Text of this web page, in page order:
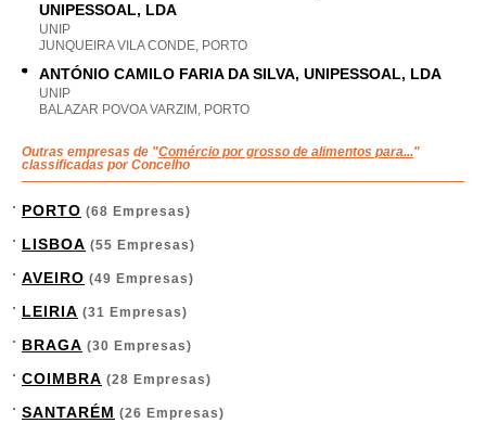
UNIPESSOAL, LDA
UNIP
JUNQUEIRA VILA CONDE, PORTO
ANTÓNIO CAMILO FARIA DA SILVA, UNIPESSOAL, LDA
UNIP
BALAZAR POVOA VARZIM, PORTO
Outras empresas de "Comércio por grosso de alimentos para..."
classificadas por Concelho
PORTO (68 Empresas)
LISBOA (55 Empresas)
AVEIRO (49 Empresas)
LEIRIA (31 Empresas)
BRAGA (30 Empresas)
COIMBRA (28 Empresas)
SANTARÉM (26 Empresas)